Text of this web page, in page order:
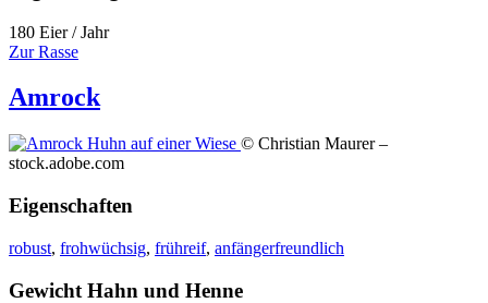
180 Eier / Jahr
Zur Rasse
Amrock
© Christian Maurer –
stock.adobe.com
Eigenschaften
robust, frohwüchsig, frühreif, anfängerfreundlich
Gewicht Hahn und Henne